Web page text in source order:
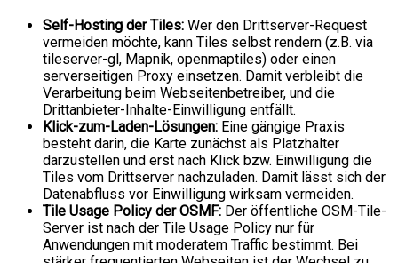
Self-Hosting der Tiles: Wer den Drittserver-Request
vermeiden möchte, kann Tiles selbst rendern (z.B. via
tileserver-gl, Mapnik, openmaptiles) oder einen
serverseitigen Proxy einsetzen. Damit verbleibt die
Verarbeitung beim Webseitenbetreiber, und die
Drittanbieter-Inhalte-Einwilligung entfällt.
Klick-zum-Laden-Lösungen: Eine gängige Praxis
besteht darin, die Karte zunächst als Platzhalter
darzustellen und erst nach Klick bzw. Einwilligung die
Tiles vom Drittserver nachzuladen. Damit lässt sich der
Datenabfluss vor Einwilligung wirksam vermeiden.
Tile Usage Policy der OSMF: Der öffentliche OSM-Tile-
Server ist nach der Tile Usage Policy nur für
Anwendungen mit moderatem Traffic bestimmt. Bei